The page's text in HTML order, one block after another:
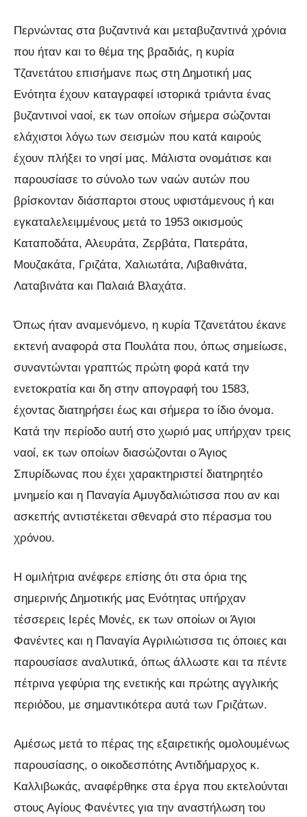
Περνώντας στα βυζαντινά και μεταβυζαντινά χρόνια
που ήταν και το θέμα της βραδιάς, η κυρία
Τζανετάτου επισήμανε πως στη Δημοτική μας
Ενότητα έχουν καταγραφεί ιστορικά τριάντα ένας
βυζαντινοί ναοί, εκ των οποίων σήμερα σώζονται
ελάχιστοι λόγω των σεισμών που κατά καιρούς
έχουν πλήξει το νησί μας. Μάλιστα ονομάτισε και
παρουσίασε το σύνολο των ναών αυτών που
βρίσκονταν διάσπαρτοι στους υφιστάμενους ή και
εγκαταλελειμμένους μετά το 1953 οικισμούς
Καταποδάτα, Αλευράτα, Ζερβάτα, Πατεράτα,
Μουζακάτα, Γριζάτα, Χαλιωτάτα, Λιβαθινάτα,
Λαταβινάτα και Παλαιά Βλαχάτα.
Όπως ήταν αναμενόμενο, η κυρία Τζανετάτου έκανε
εκτενή αναφορά στα Πουλάτα που, όπως σημείωσε,
συναντώνται γραπτώς πρώτη φορά κατά την
ενετοκρατία και δη στην απογραφή του 1583,
έχοντας διατηρήσει έως και σήμερα το ίδιο όνομα.
Κατά την περίοδο αυτή στο χωριό μας υπήρχαν τρεις
ναοί, εκ των οποίων διασώζονται ο Άγιος
Σπυρίδωνας που έχει χαρακτηριστεί διατηρητέο
μνημείο και η Παναγία Αμυγδαλιώτισσα που αν και
ασκεπής αντιστέκεται σθεναρά στο πέρασμα του
χρόνου.
Η ομιλήτρια ανέφερε επίσης ότι στα όρια της
σημερινής Δημοτικής μας Ενότητας υπήρχαν
τέσσερεις Ιερές Μονές, εκ των οποίων οι Άγιοι
Φανέντες και η Παναγία Αγριλιώτισσα τις όποιες και
παρουσίασε αναλυτικά, όπως άλλωστε και τα πέντε
πέτρινα γεφύρια της ενετικής και πρώτης αγγλικής
περιόδου, με σημαντικότερα αυτά των Γριζάτων.
Αμέσως μετά το πέρας της εξαιρετικής ομολουμένως
παρουσίασης, ο οικοδεσπότης Αντιδήμαρχος κ.
Καλλιβωκάς, αναφέρθηκε στα έργα που εκτελούνται
στους Αγίους Φανέντες για την αναστήλωση του